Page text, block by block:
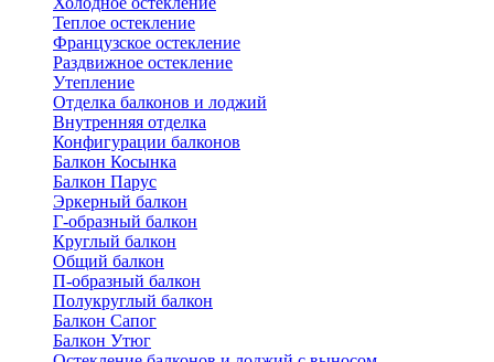
Теплое остекление
Французское остекление
Раздвижное остекление
Утепление
Отделка балконов и лоджий
Внутренняя отделка
Конфигурации балконов
Балкон Косынка
Балкон Парус
Эркерный балкон
Г-образный балкон
Круглый балкон
Общий балкон
П-образный балкон
Полукруглый балкон
Балкон Сапог
Балкон Утюг